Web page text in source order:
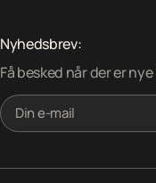
Nyhedsbrev:
Få besked når der er